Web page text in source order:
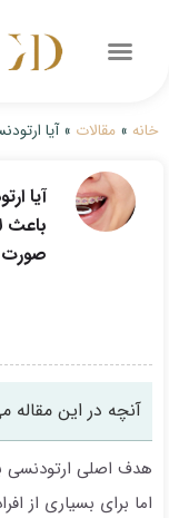
خانه » مقالات »آیا
آیا
باعث
آنچه در این مقاله
هدف اصلی ارتودنسی
اما برای بسیاری از